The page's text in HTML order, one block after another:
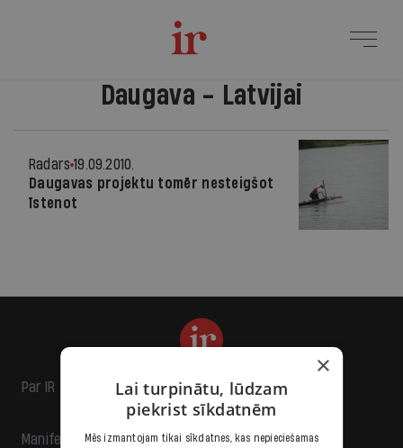
Daugava - Latvijai
Radars 19.09.2010.
Daugavas projektu tomēr nesteigšot
īstenot
Par IR
Manifests
×
Lai turpinātu, lūdzam
piekrist sīkdatnēm
Mēs izmantojam tikai sīkdatnes, kas nepieciešamas